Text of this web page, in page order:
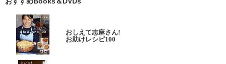
おしえて志麻さん!
お助けレシピ100